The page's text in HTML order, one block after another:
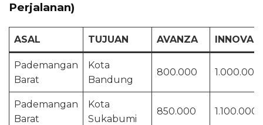
Perjalanan)
ASAL TUJUAN AVANZA INNOVA
Pademangan
Barat
Kota
Bandung
800.000 1.000.000
Pademangan
Barat
Kota
Sukabumi
850.000 1.100.000